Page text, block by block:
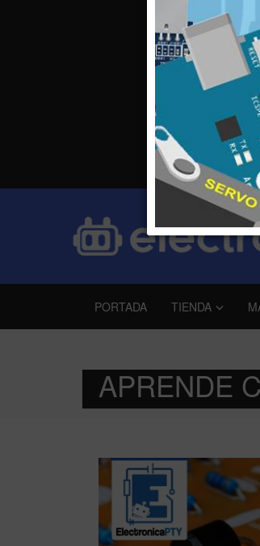
PORTADA TIENDA
APRENDE